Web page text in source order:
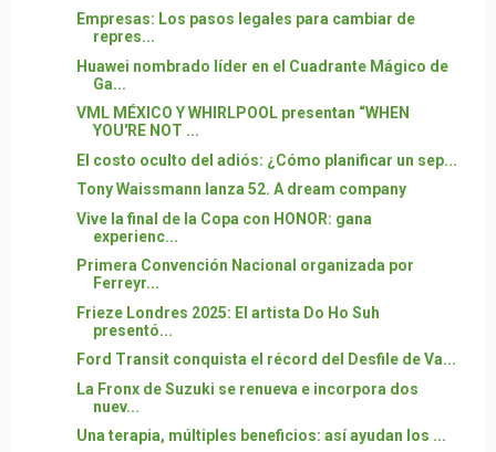
Empresas: Los pasos legales para cambiar de
repres...
Huawei nombrado líder en el Cuadrante Mágico de
Ga...
VML MÉXICO Y WHIRLPOOL presentan “WHEN
YOU'RE NOT ...
El costo oculto del adiós: ¿Cómo planificar un sep...
Tony Waissmann lanza 52. A dream company
Vive la final de la Copa con HONOR: gana
experienc...
Primera Convención Nacional organizada por
Ferreyr...
Frieze Londres 2025: El artista Do Ho Suh
presentó...
Ford Transit conquista el récord del Desfile de Va...
La Fronx de Suzuki se renueva e incorpora dos
nuev...
Una terapia, múltiples beneficios: así ayudan los ...